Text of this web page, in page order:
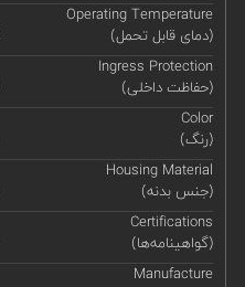
Operating Temperature
(دمای قابل تحمل)
Ingress Protection
(حفاظت داخلی)
Color
(رنگ)
Housing Material
(جنس بدنه)
Certifications
(گواهینامه‌ها)
Manufacture